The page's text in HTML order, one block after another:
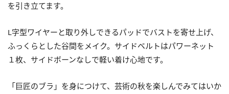
を引き立てます。
L字型ワイヤーと取り外しできるパッドでバストを寄せ上げ、
ふっくらとした谷間をメイク。サイドベルトはパワーネット
１枚、サイドボーンなしで軽い着け心地です。
「巨匠のブラ」を身につけて、芸術の秋を楽しんでみてはいか